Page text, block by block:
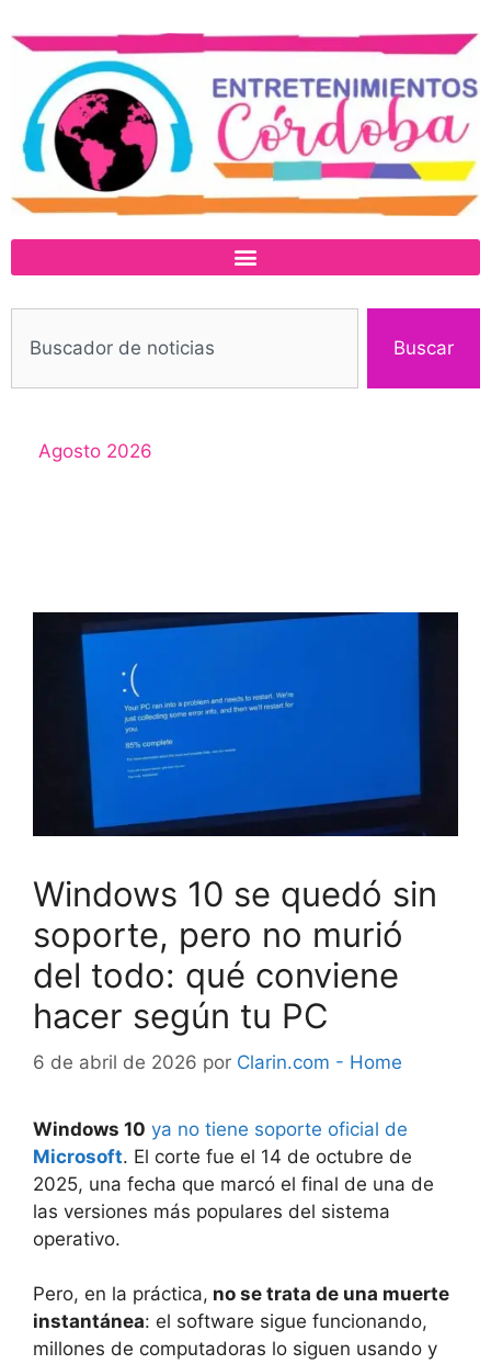
Buscar
Agosto 2026
Windows 10 se quedó sin
soporte, pero no murió
del todo: qué conviene
hacer según tu PC
6 de abril de 2026 por Clarin.com - Home
Windows 10 ya no tiene soporte oficial de
Microsoft. El corte fue el 14 de octubre de
2025, una fecha que marcó el final de una de
las versiones más populares del sistema
operativo.
Pero, en la práctica, no se trata de una muerte
instantánea: el software sigue funcionando,
millones de computadoras lo siguen usando y